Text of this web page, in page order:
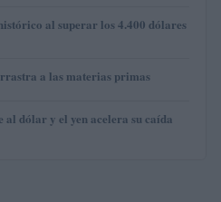
al superar los 4.400 dólares
a las materias primas
al dólar y el yen acelera su caída